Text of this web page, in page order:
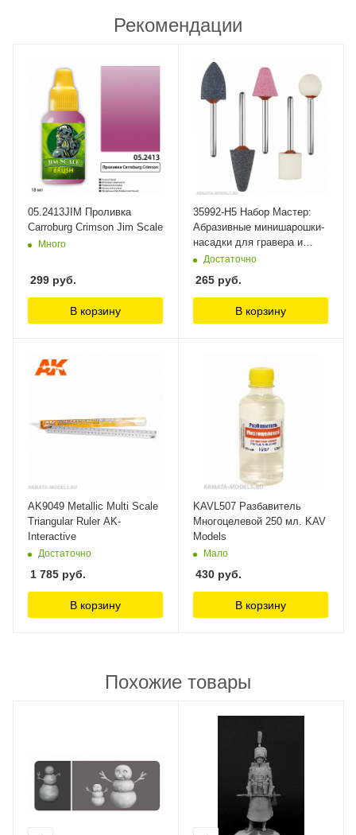
Рекомендации
05.2413JIM Проливка
Carroburg Crimson Jim Scale
Много
299 руб.
В корзину
35992-H5 Набор Мастер:
Абразивные минишарошки-
насадки для гравера и
дрели, хвостовик d 3,2мм,
Достаточно
265 руб.
В корзину
AK9049 Metallic Multi Scale
Triangular Ruler AK-
Interactive
Достаточно
1 785 руб.
В корзину
KAVL507 Разбавитель
Многоцелевой 250 мл. KAV
Models
Мало
430 руб.
В корзину
Похожие товары